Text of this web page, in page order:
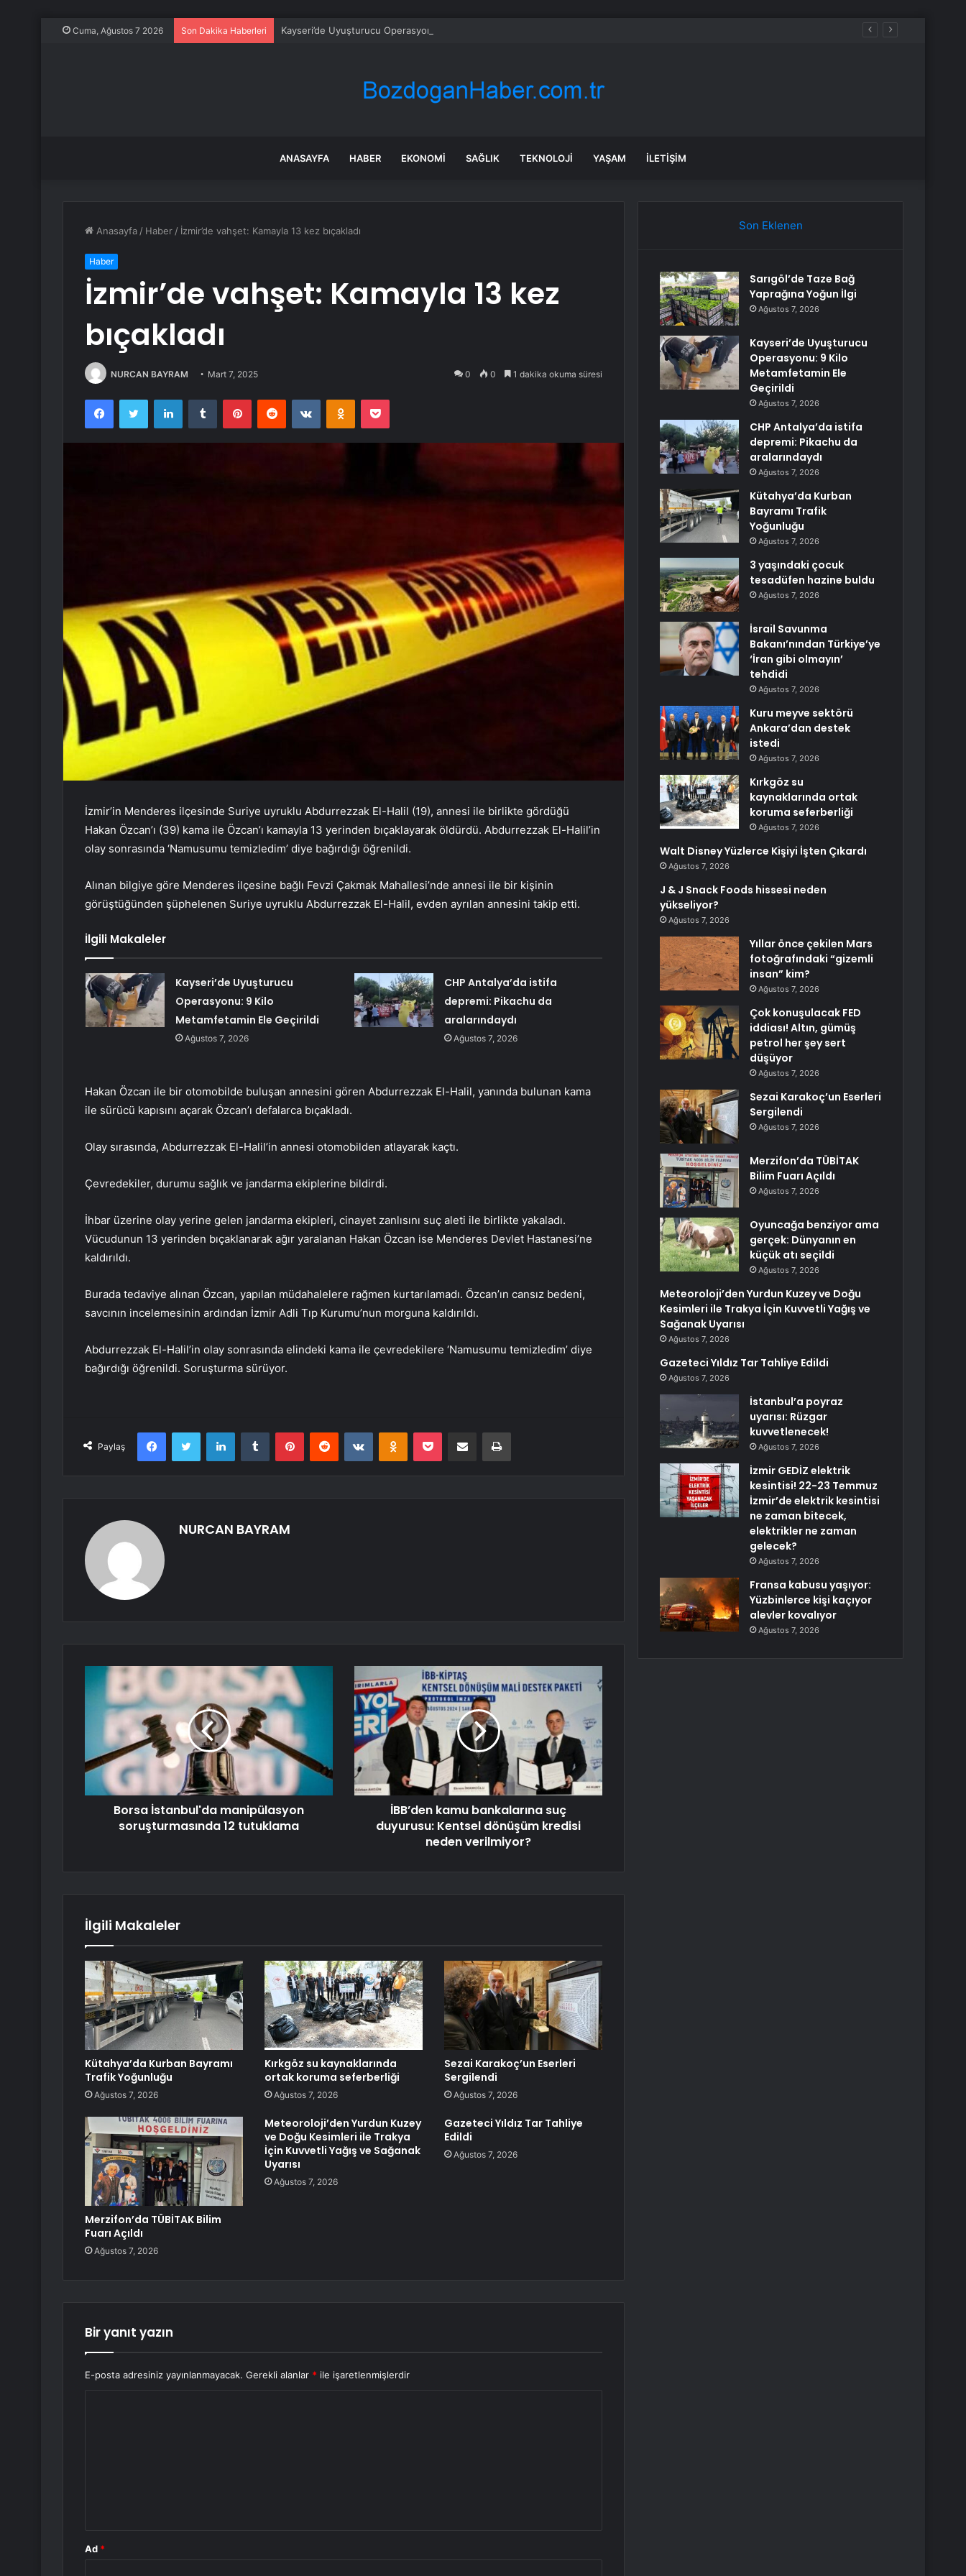
Cuma, Ağustos 7 2026 Son Dakika Haberleri Kayseri’de Uyuşturucu Operasyonu: 9 Kilo Metamfetamin Ele Geçirildi
ANASAYFA HABER EKONOMI SAĞLIK TEKNOLOJI YAŞAM İLETIŞIM
Anasayfa / Haber / İzmir’de vahşet: Kamayla 13 kez bıçakladı
Haber
İzmir’de vahşet: Kamayla 13 kez
bıçakladı
NURCAN BAYRAM Mart 7, 2025 0 0 1 dakika okuma süresi
FacebookTwitter LinkedInTumblr PinterestReddit VKontakteOdnoklassniki
Pocket
İzmir’in Menderes ilçesinde Suriye uyruklu Abdurrezzak El-Halil (19), annesi ile birlikte gördüğü
Hakan Özcan’ı (39) kama ile Özcan’ı kamayla 13 yerinden bıçaklayarak öldürdü. Abdurrezzak El-Halil’in
olay sonrasında ‘Namusumu temizledim’ diye bağırdığı öğrenildi.
Alınan bilgiye göre Menderes ilçesine bağlı Fevzi Çakmak Mahallesi’nde annesi ile bir kişinin
görüştüğünden şüphelenen Suriye uyruklu Abdurrezzak El-Halil, evden ayrılan annesini takip etti.
İlgili Makaleler
Kayseri’de Uyuşturucu
Operasyonu: 9 Kilo
Metamfetamin Ele Geçirildi
Ağustos 7, 2026
CHP Antalya’da istifa
depremi: Pikachu da
aralarındaydı
Ağustos 7, 2026
Hakan Özcan ile bir otomobilde buluşan annesini gören Abdurrezzak El-Halil, yanında bulunan kama
ile sürücü kapısını açarak Özcan’ı defalarca bıçakladı.
Olay sırasında, Abdurrezzak El-Halil’in annesi otomobilden atlayarak kaçtı.
Çevredekiler, durumu sağlık ve jandarma ekiplerine bildirdi.
İhbar üzerine olay yerine gelen jandarma ekipleri, cinayet zanlısını suç aleti ile birlikte yakaladı.
Vücudunun 13 yerinden bıçaklanarak ağır yaralanan Hakan Özcan ise Menderes Devlet Hastanesi’ne
kaldırıldı.
Burada tedaviye alınan Özcan, yapılan müdahalelere rağmen kurtarılamadı. Özcan’ın cansız bedeni,
savcının incelemesinin ardından İzmir Adli Tıp Kurumu’nun morguna kaldırıldı.
Abdurrezzak El-Halil’in olay sonrasında elindeki kama ile çevredekilere ‘Namusumu temizledim’ diye
bağırdığı öğrenildi. Soruşturma sürüyor.
Paylaş
FacebookTwitter LinkedInTumblr PinterestReddit VKontakteOdnoklassniki
Pocket E-Posta ile paylaş Yazdır
NURCAN BAYRAM
Borsa İstanbul'da manipülasyon
soruşturmasında 12 tutuklama
İBB’den kamu bankalarına suç
duyurusu: Kentsel dönüşüm kredisi
neden verilmiyor?
İlgili Makaleler
Kütahya’da Kurban Bayramı
Trafik Yoğunluğu
Ağustos 7, 2026
Kırkgöz su kaynaklarında
ortak koruma seferberliği
Ağustos 7, 2026
Sezai Karakoç’un Eserleri
Sergilendi
Ağustos 7, 2026
Merzifon’da TÜBİTAK Bilim
Fuarı Açıldı
Ağustos 7, 2026
Meteoroloji’den Yurdun Kuzey
ve Doğu Kesimleri ile Trakya
İçin Kuvvetli Yağış ve Sağanak
Uyarısı
Ağustos 7, 2026
Gazeteci Yıldız Tar Tahliye
Edildi
Ağustos 7, 2026
Bir yanıt yazın
E-posta adresiniz yayınlanmayacak. Gerekli alanlar * ile işaretlenmişlerdir
Ad *
Son Eklenen
Sarıgöl’de Taze Bağ
Yaprağına Yoğun İlgi
Ağustos 7, 2026
Kayseri’de Uyuşturucu
Operasyonu: 9 Kilo
Metamfetamin Ele
Geçirildi
Ağustos 7, 2026
CHP Antalya’da istifa
depremi: Pikachu da
aralarındaydı
Ağustos 7, 2026
Kütahya’da Kurban
Bayramı Trafik
Yoğunluğu
Ağustos 7, 2026
3 yaşındaki çocuk
tesadüfen hazine buldu
Ağustos 7, 2026
İsrail Savunma
Bakanı’nından Türkiye’ye
‘İran gibi olmayın’
tehdidi
Ağustos 7, 2026
Kuru meyve sektörü
Ankara’dan destek
istedi
Ağustos 7, 2026
Kırkgöz su
kaynaklarında ortak
koruma seferberliği
Ağustos 7, 2026
Walt Disney Yüzlerce Kişiyi İşten Çıkardı
Ağustos 7, 2026
J & J Snack Foods hissesi neden
yükseliyor?
Ağustos 7, 2026
Yıllar önce çekilen Mars
fotoğrafındaki “gizemli
insan” kim?
Ağustos 7, 2026
Çok konuşulacak FED
iddiası! Altın, gümüş
petrol her şey sert
düşüyor
Ağustos 7, 2026
Sezai Karakoç’un Eserleri
Sergilendi
Ağustos 7, 2026
Merzifon’da TÜBİTAK
Bilim Fuarı Açıldı
Ağustos 7, 2026
Oyuncağa benziyor ama
gerçek: Dünyanın en
küçük atı seçildi
Ağustos 7, 2026
Meteoroloji’den Yurdun Kuzey ve Doğu
Kesimleri ile Trakya İçin Kuvvetli Yağış ve
Sağanak Uyarısı
Ağustos 7, 2026
Gazeteci Yıldız Tar Tahliye Edildi
Ağustos 7, 2026
İstanbul’a poyraz
uyarısı: Rüzgar
kuvvetlenecek!
Ağustos 7, 2026
İzmir GEDİZ elektrik
kesintisi! 22-23 Temmuz
İzmir’de elektrik kesintisi
ne zaman bitecek,
elektrikler ne zaman
gelecek?
Ağustos 7, 2026
Fransa kabusu yaşıyor:
Yüzbinlerce kişi kaçıyor
alevler kovalıyor
Ağustos 7, 2026